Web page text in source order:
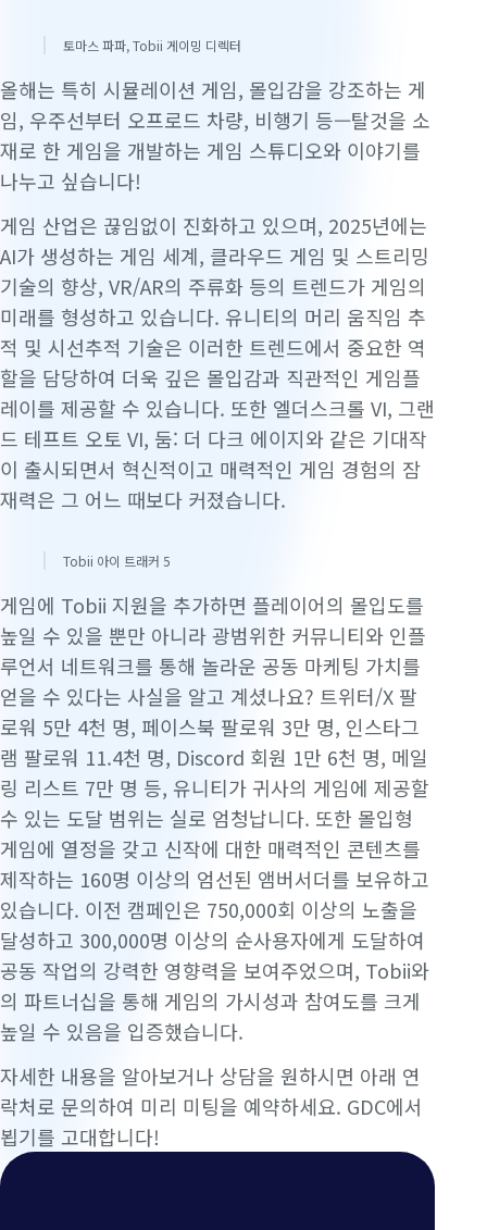
토마스 파파, Tobii 게이밍 디렉터
올해는 특히 시뮬레이션 게임, 몰입감을 강조하는 게
임, 우주선부터 오프로드 차량, 비행기 등—탈것을 소
재로 한 게임을 개발하는 게임 스튜디오와 이야기를
나누고 싶습니다!
게임 산업은 끊임없이 진화하고 있으며, 2025년에는
AI가 생성하는 게임 세계, 클라우드 게임 및 스트리밍
기술의 향상, VR/AR의 주류화 등의 트렌드가 게임의
미래를 형성하고 있습니다. 유니티의 머리 움직임 추
적 및 시선추적 기술은 이러한 트렌드에서 중요한 역
할을 담당하여 더욱 깊은 몰입감과 직관적인 게임플
레이를 제공할 수 있습니다. 또한 엘더스크롤 VI, 그랜
드 테프트 오토 VI, 둠: 더 다크 에이지와 같은 기대작
이 출시되면서 혁신적이고 매력적인 게임 경험의 잠
재력은 그 어느 때보다 커졌습니다.
Tobii 아이 트래커 5
게임에 Tobii 지원을 추가하면 플레이어의 몰입도를
높일 수 있을 뿐만 아니라 광범위한 커뮤니티와 인플
루언서 네트워크를 통해 놀라운 공동 마케팅 가치를
얻을 수 있다는 사실을 알고 계셨나요? 트위터/X 팔
로워 5만 4천 명, 페이스북 팔로워 3만 명, 인스타그
램 팔로워 11.4천 명, Discord 회원 1만 6천 명, 메일
링 리스트 7만 명 등, 유니티가 귀사의 게임에 제공할
수 있는 도달 범위는 실로 엄청납니다. 또한 몰입형
게임에 열정을 갖고 신작에 대한 매력적인 콘텐츠를
제작하는 160명 이상의 엄선된 앰버서더를 보유하고
있습니다. 이전 캠페인은 750,000회 이상의 노출을
달성하고 300,000명 이상의 순사용자에게 도달하여
공동 작업의 강력한 영향력을 보여주었으며, Tobii와
의 파트너십을 통해 게임의 가시성과 참여도를 크게
높일 수 있음을 입증했습니다.
자세한 내용을 알아보거나 상담을 원하시면 아래 연
락처로 문의하여 미리 미팅을 예약하세요. GDC에서
뵙기를 고대합니다!